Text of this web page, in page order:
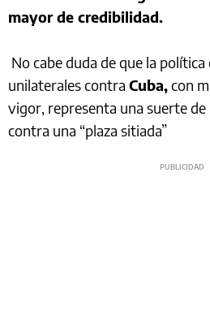
mayor de credibilidad.
No cabe duda de que la
unilaterales contra Cuba,con
vigor, representa una suerte de
contra una “plaza sitiada”